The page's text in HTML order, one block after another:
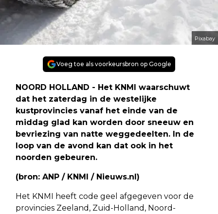
Pixabay
Voeg toe als voorkeursbron op Google
NOORD HOLLAND - Het KNMI waarschuwt
dat het zaterdag in de westelijke
kustprovincies vanaf het einde van de
middag glad kan worden door sneeuw en
bevriezing van natte weggedeelten. In de
loop van de avond kan dat ook in het
noorden gebeuren.
(bron: ANP / KNMI / Nieuws.nl)
Het KNMI heeft code geel afgegeven voor de
provincies Zeeland, Zuid-Holland, Noord-